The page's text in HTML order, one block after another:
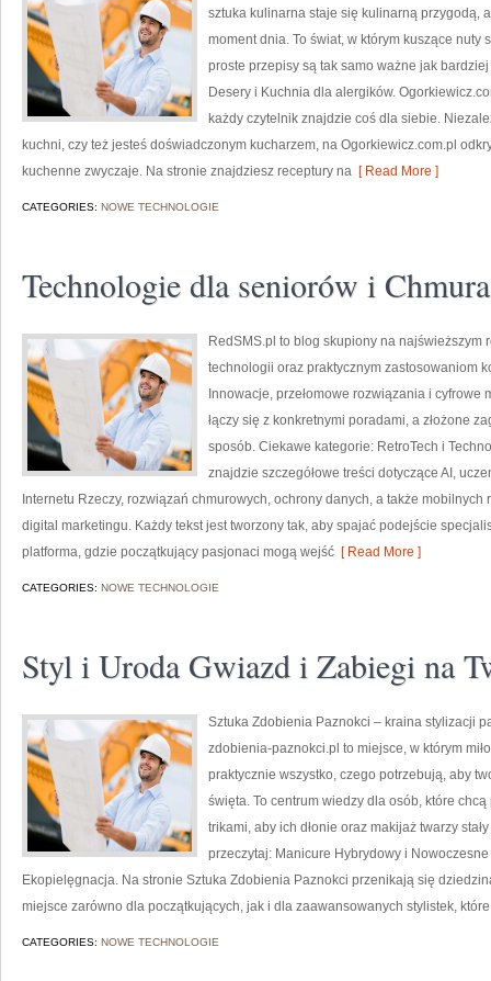
sztuka kulinarna staje się kulinarną przygodą,
moment dnia. To świat, w którym kuszące nuty
proste przepisy są tak samo ważne jak
Desery i Kuchnia dla alergików.
każdy czytelnik znajdzie coś dla siebie.
kuchni, czy też jesteś doświadczonym kucharzem, na Ogorkiewicz.com.pl
kuchenne zwyczaje. Na stronie znajdziesz receptury na [ Read More ]
CATEGORIES: NOWE TECHNOLOGIE
Technologie dla seniorów i
RedSMS.pl to blog skupiony na najświeższym
technologii oraz praktycznym zastosowaniom
Innowacje, przełomowe rozwiązania i
łączy się z konkretnymi poradami, a złożone
sposób. Ciekawe kategorie: RetroTech i
znajdzie szczegółowe treści dotyczące AI,
Internetu Rzeczy, rozwiązań chmurowych, ochrony danych, a także
digital marketingu. Każdy tekst jest tworzony tak, aby spajać podejście
platforma, gdzie początkujący pasjonaci mogą wejść [ Read More ]
CATEGORIES: NOWE TECHNOLOGIE
Styl i Uroda Gwiazd i Zabiegi na
Sztuka Zdobienia Paznokci – kraina stylizacji
zdobienia-paznokci.pl to miejsce, w którym
praktycznie wszystko, czego potrzebują, aby
święta. To centrum wiedzy dla osób, które
trikami, aby ich dłonie oraz makijaż twarzy
przeczytaj: Manicure Hybrydowy i
Ekopielęgnacja. Na stronie Sztuka Zdobienia Paznokci przenikają się
miejsce zarówno dla początkujących, jak i dla zaawansowanych stylistek,
CATEGORIES: NOWE TECHNOLOGIE